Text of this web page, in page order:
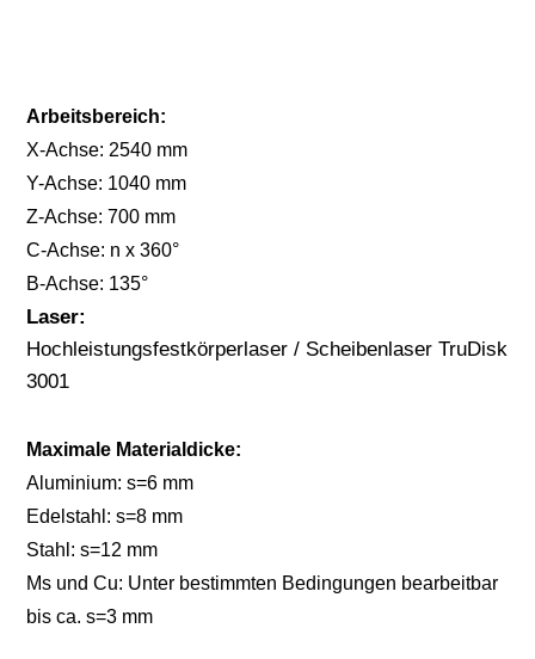
Arbeitsbereich:
X-Achse: 2540 mm
Y-Achse: 1040 mm
Z-Achse: 700 mm
C-Achse: n x 360°
B-Achse: 135°
Laser:
Hochleistungsfestkörperlaser / Scheibenlaser TruDisk
3001
Maximale Materialdicke:
Aluminium: s=6 mm
Edelstahl: s=8 mm
Stahl: s=12 mm
Ms und Cu: Unter bestimmten Bedingungen bearbeitbar
bis ca. s=3 mm